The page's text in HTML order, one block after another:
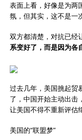
表面上看，好像是为两
氛，但其实，这不是一
双方都清楚，对抗已经
系变好了，而是因为各
过去几年，美国挑起贸
了，中国开始主动出击
让美国不得不重新评估
美国的“联盟梦”